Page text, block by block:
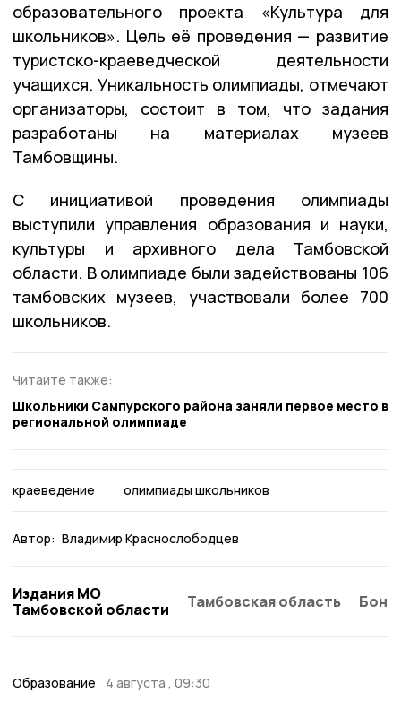
образовательного проекта «Культура для
школьников». Цель её проведения — развитие
туристско-краеведческой деятельности
учащихся. Уникальность олимпиады, отмечают
организаторы, состоит в том, что задания
разработаны на материалах музеев
Тамбовщины.
С инициативой проведения олимпиады
выступили управления образования и науки,
культуры и архивного дела Тамбовской
области. В олимпиаде были задействованы 106
тамбовских музеев, участвовали более 700
школьников.
Читайте также:
Школьники Сампурского района заняли первое место в
региональной олимпиаде
краеведение олимпиады школьников
Автор: Владимир Краснослободцев
Издания МО
Тамбовской области
Тамбовская область
Образование 4 августа , 09:30